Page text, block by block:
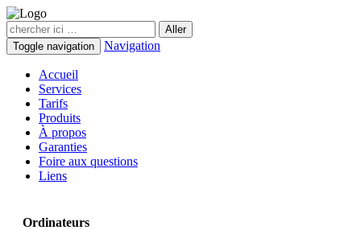
Toggle navigation Navigation
Accueil
Services
Tarifs
Produits
À propos
Garanties
Foire aux questions
Liens
Ordinateurs